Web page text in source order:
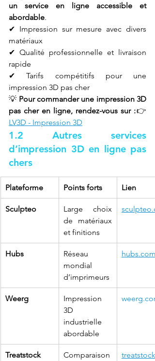
un service en ligne accessible et
abordable.
✔ Impression sur mesure avec divers
matériaux
✔ Qualité professionnelle et livraison
rapide
✔ Tarifs compétitifs pour une
impression 3D pas cher
💡 Pour commander une impression 3D
pas cher en ligne, rendez-vous sur :
LV3D - Impression 3D
1.2 Autres services
d’impression 3D en ligne pas
chers
Plateforme Points forts Lien
Sculpteo
Large choix
de matériaux
et finitions
Hubs
Réseau
mondial
d’imprimeurs
hubs.com
Weerg
Impression
3D
industrielle
abordable
Treatstock
Comparaison